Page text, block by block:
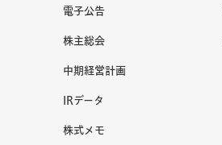
電子公告
株主総会
中期経営計画
IRデータ
株式メモ